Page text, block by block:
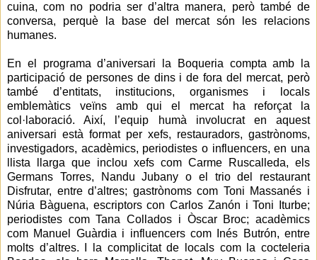
cuina, com no podria ser d’altra manera, però també de
conversa, perquè la base del mercat són les relacions
humanes.
En el programa d’aniversari la Boqueria compta amb la
participació de persones de dins i de fora del mercat, però
també d’entitats, institucions, organismes i locals
emblemàtics veïns amb qui el mercat ha reforçat la
col·laboració. Així, l’equip humà involucrat en aquest
aniversari està format per xefs, restauradors, gastrònoms,
investigadors, acadèmics, periodistes o influencers, en una
llista llarga que inclou xefs com Carme Ruscalleda, els
Germans Torres, Nandu Jubany o el trio del restaurant
Disfrutar, entre d’altres; gastrònoms com Toni Massanés i
Núria Bàguena, escriptors con Carlos Zanón i Toni Iturbe;
periodistes com Tana Collados i Òscar Broc; acadèmics
com Manuel Guàrdia i influencers com Inés Butrón, entre
molts d’altres. I la complicitat de locals com la cocteleria